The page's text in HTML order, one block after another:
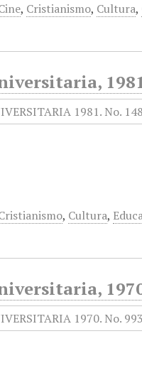
, Cristianismo, Cultura,
, Cultura,